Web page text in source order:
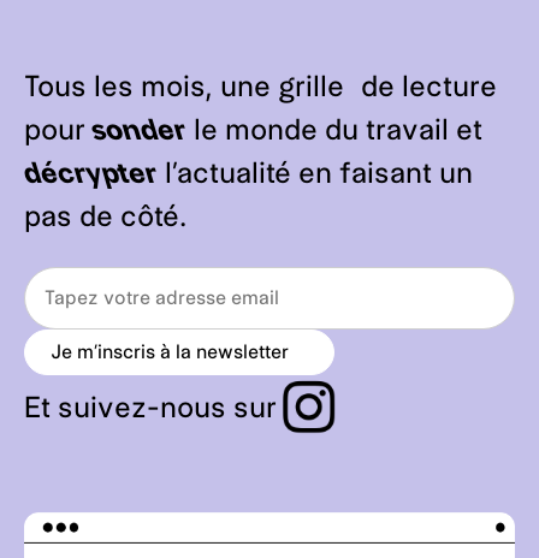
Tous les mois, une grille de lecture
pour sonder le monde du travail et
décrypter l’actualité en faisant un
pas de côté.
Je m’inscris à la newsletter
r
r
o
w
h
Et suivez-nous sur